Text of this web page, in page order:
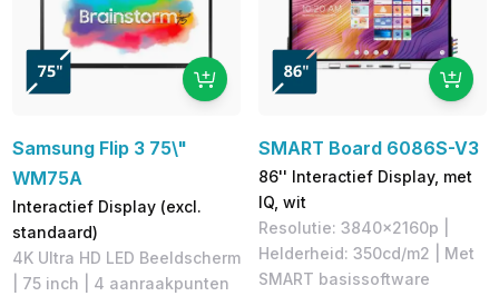
Samsung Flip 3 75\"
WM75A
Interactief Display (excl.
standaard)
4K Ultra HD LED Beeldscherm
| 75 inch | 4 aanraakpunten
SMART Board 6086S-V3
86'' Interactief Display, met
IQ, wit
Resolutie: 3840x2160p |
Helderheid: 350cd/m2 | Met
SMART basissoftware